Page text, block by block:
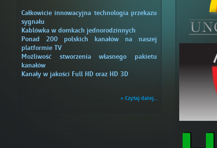
Całkowicie innowacyjna technologia przekazu
sygnału
Kablówka w domkach jednorodzinnych
Ponad 200 polskich kanałów na naszej
platformie TV
Możliwość stworzenia własnego pakietu
kanałów
Kanały w jakości Full HD oraz HD 3D
» Czytaj dalej...